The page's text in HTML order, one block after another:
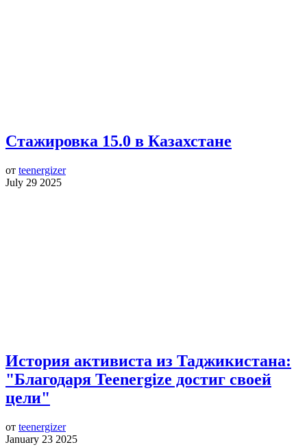
Стажировка 15.0 в Казахстане
от teenergizer
July 29 2025
История активиста из Таджикистана:
"Благодаря Teenergize достиг своей
цели"
от teenergizer
January 23 2025